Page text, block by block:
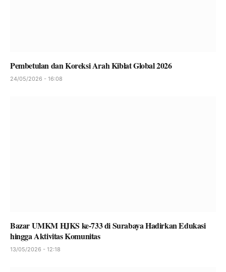
Pembetulan dan Koreksi Arah Kiblat Global 2026
24/05/2026 - 16:08
Bazar UMKM HJKS ke-733 di Surabaya Hadirkan Edukasi
hingga Aktivitas Komunitas
13/05/2026 - 12:18